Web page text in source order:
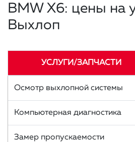
BMW X6: цены на
Выхлоп
УСЛУГИ/ЗАПЧАСТИ
Осмотр выхлопной системы
Компьютерная диагностика
Замер пропускаемости